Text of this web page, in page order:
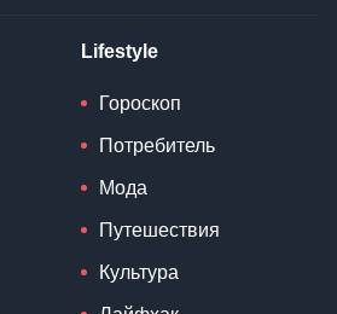
Lifestyle
Гороскоп
Потребитель
Мода
Путешествия
Культура